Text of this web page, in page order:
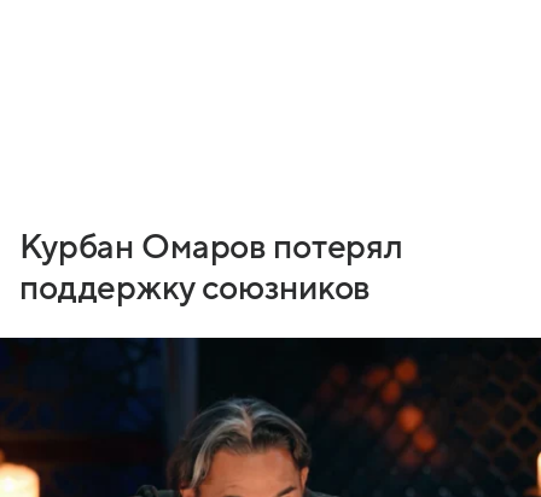
Курбан Омаров потерял
поддержку союзников